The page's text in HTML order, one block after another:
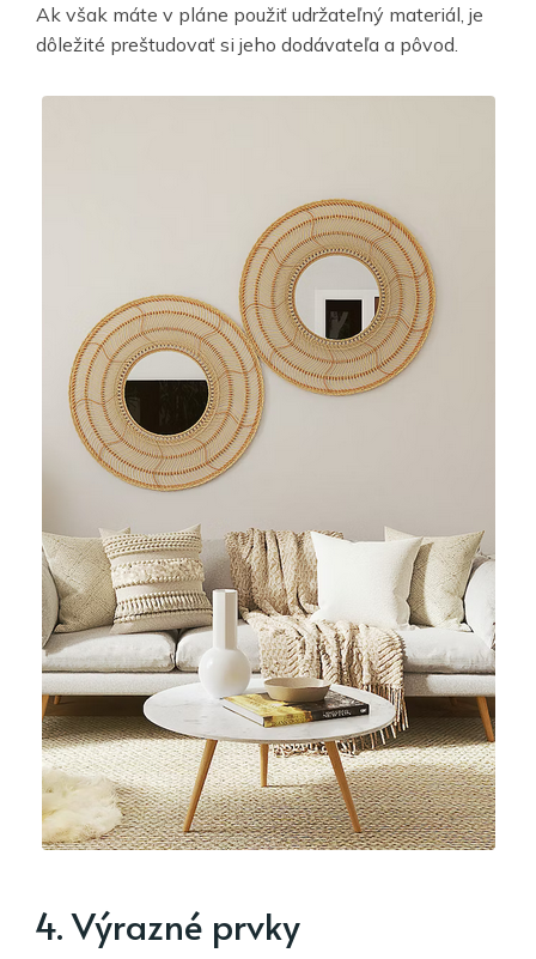
Ak však máte v pláne použiť udržateľný materiál, je
dôležité preštudovať si jeho dodávateľa a pôvod.
4. Výrazné prvky